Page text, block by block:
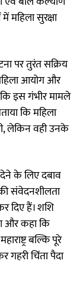
महिला सुरक्षा
पर तुरंत सक्रिय
आयोग और
कि इस गंभीर मामले
कि महिला
लेकिन वही उनके
देने के लिए दबाव
संवेदनशीलता
दिए हैं। शशि
और कहा कि
बल्कि पूरे
गहरी चिंता पैदा